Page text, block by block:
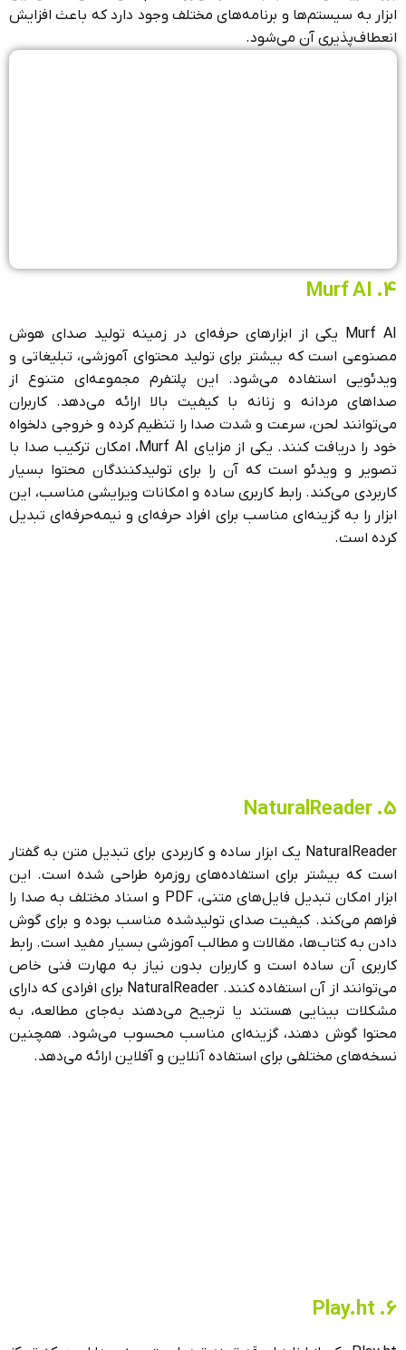
ابزار به سیستم‌ها و برنامه‌های مختلف وجود دارد که باعث افزایش
انعطاف‌پذیری آن می‌شود.
4. Murf AI
Murf AI یکی از ابزارهای حرفه‌ای در زمینه تولید صدای هوش
مصنوعی است که بیشتر برای تولید محتوای آموزشی، تبلیغاتی و
ویدئویی استفاده می‌شود. این پلتفرم مجموعه‌ای متنوع از
صداهای مردانه و زنانه با کیفیت بالا ارائه می‌دهد. کاربران
می‌توانند لحن، سرعت و شدت صدا را تنظیم کرده و خروجی دلخواه
خود را دریافت کنند. یکی از مزایای Murf AI، امکان ترکیب صدا با
تصویر و ویدئو است که آن را برای تولیدکنندگان محتوا بسیار
کاربردی می‌کند. رابط کاربری ساده و امکانات ویرایشی مناسب، این
ابزار را به گزینه‌ای مناسب برای افراد حرفه‌ای و نیمه‌حرفه‌ای تبدیل
کرده است.
5. NaturalReader
NaturalReader یک ابزار ساده و کاربردی برای تبدیل متن به گفتار
است که بیشتر برای استفاده‌های روزمره طراحی شده است. این
ابزار امکان تبدیل فایل‌های متنی، PDF و اسناد مختلف به صدا را
فراهم می‌کند. کیفیت صدای تولیدشده مناسب بوده و برای گوش
دادن به کتاب‌ها، مقالات و مطالب آموزشی بسیار مفید است. رابط
کاربری آن ساده است و کاربران بدون نیاز به مهارت فنی خاص
می‌توانند از آن استفاده کنند. NaturalReader برای افرادی که دارای
مشکلات بینایی هستند یا ترجیح می‌دهند به‌جای مطالعه، به
محتوا گوش دهند، گزینه‌ای مناسب محسوب می‌شود. همچنین
نسخه‌های مختلفی برای استفاده آنلاین و آفلاین ارائه می‌دهد.
6. Play.ht